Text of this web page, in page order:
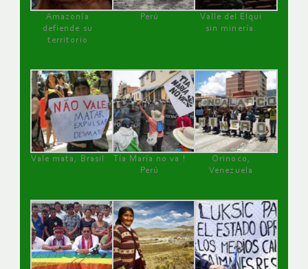
Amazonía
defiende su
territorio
Perú
Valle del Elqui
sin minería.
Vale mata, Brasil
Tía María no va !
Perú
Orinoco,
Venezuela